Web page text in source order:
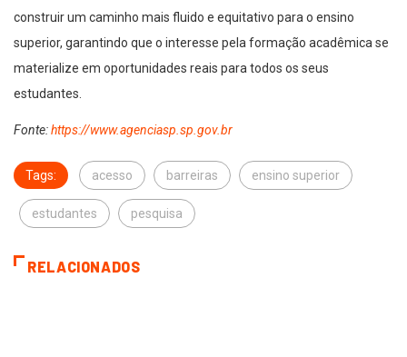
construir um caminho mais fluido e equitativo para o ensino
superior, garantindo que o interesse pela formação acadêmica se
materialize em oportunidades reais para todos os seus
estudantes.
Fonte:https://www.agenciasp.sp.gov.br
Tags: acesso barreiras ensino superior
estudantes pesquisa
RELACIONADOS